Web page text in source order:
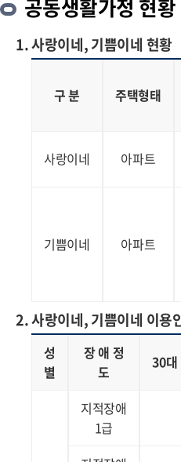
공동생활가정 현황
1. 사랑이네, 기쁨이네 현황
구 분 주택형태
사랑이네 아파트
기쁨이네 아파트
2. 사랑이네, 기쁨이네 이용
성
별
장 애 정
도
30대
지적장애
1급